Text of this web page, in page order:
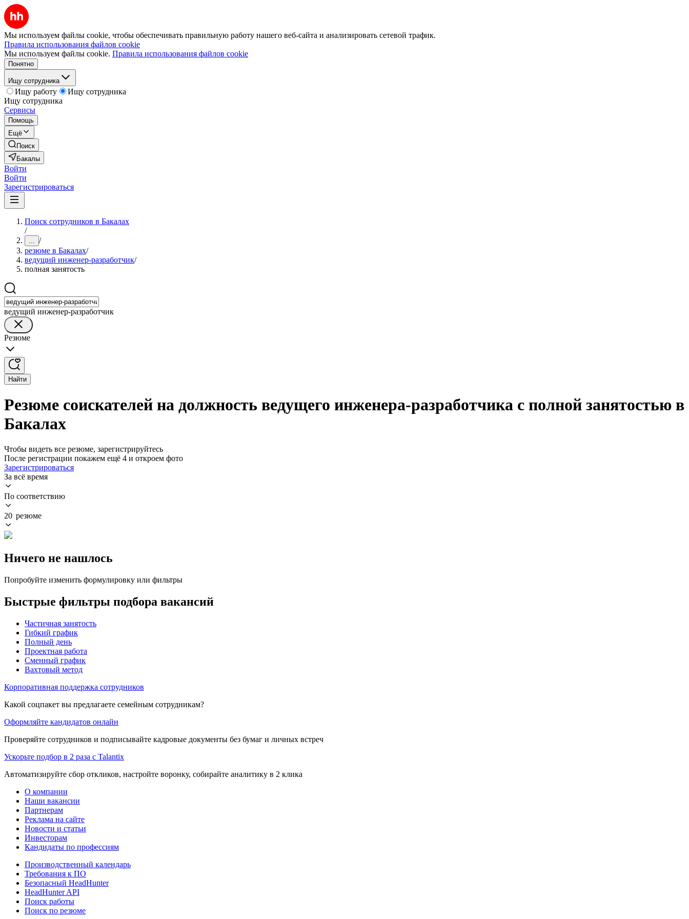
Мы используем файлы cookie, чтобы обеспечивать правильную работу нашего веб-сайта и анализировать сетевой трафик.
Правила использования файлов cookie
Мы используем файлы cookie. Правила использования файлов cookie
Понятно
Ищу сотрудника
Ищу работу
Ищу сотрудника
Ищу сотрудника
Сервисы
Помощь
Ещё
Поиск
Бакалы
Войти
Войти
Зарегистрироваться
Поиск сотрудников в Бакалах
/
... /
резюме в Бакалах/
ведущий инженер-разработчик/
полная занятость
ведущий инженер-разработчик
Резюме
Найти
Резюме соискателей на должность ведущего инженера-разработчика с полной занятостью в
Бакалах
Чтобы видеть все резюме, зарегистрируйтесь
После регистрации покажем ещё 4 и откроем фото
Зарегистрироваться
За всё время
По соответствию
20 резюме
Ничего не нашлось
Попробуйте изменить формулировку или фильтры
Быстрые фильтры подбора вакансий
Частичная занятость
Гибкий график
Полный день
Проектная работа
Сменный график
Вахтовый метод
Корпоративная поддержка сотрудников
Какой соцпакет вы предлагаете семейным сотрудникам?
Оформляйте кандидатов онлайн
Проверяйте сотрудников и подписывайте кадровые документы без бумаг и личных встреч
Ускорьте подбор в 2 раза с Talantix
Автоматизируйте сбор откликов, настройте воронку, собирайте аналитику в 2 клика
О компании
Наши вакансии
Партнерам
Реклама на сайте
Новости и статьи
Инвесторам
Кандидаты по профессиям
Производственный календарь
Требования к ПО
Безопасный HeadHunter
HeadHunter API
Поиск работы
Поиск по резюме